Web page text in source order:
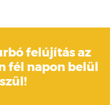
felújítás az
fél napon belül